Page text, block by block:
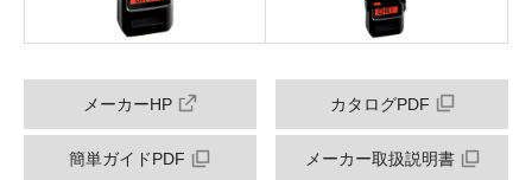
メーカーHP カタログPDF
簡単ガイドPDF メーカー取扱説明書